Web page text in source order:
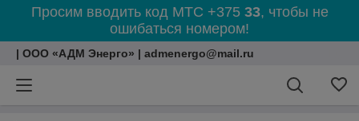
Просим вводить код МТС +375 33, чтобы не
ошибаться номером!
| ООО «АДМ Энерго» | admenergo@mail.ru